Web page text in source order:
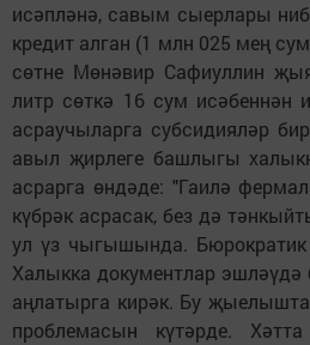
исәпләнә, савым сыерлары
кредит алган (1 млн 025 мең
сөтне Мөнәвир Сафиуллин
литр сөткә 16 сум исәбеннән
асраучыларга субсидияләр
авыл җирлеге башлыгы
асрарга өндәде: "Гаилә
күбрәк асрасак, без дә
ул үз чыгышында. Бюрократик
Халыкка документлар
аңлатырга кирәк. Бу
проблемасын күтәрде.